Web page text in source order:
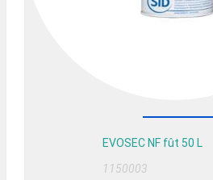
EVOSEC NF fût 50 L
1150003